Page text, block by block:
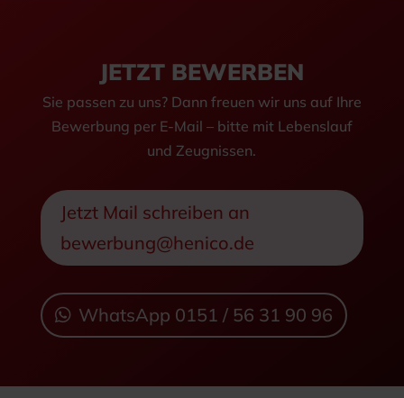
JETZT BEWERBEN
Sie passen zu uns? Dann freuen wir uns auf Ihre
Bewerbung per E-Mail – bitte mit Lebenslauf
und Zeugnissen.
Jetzt Mail schreiben an
bewerbung@henico.de
WhatsApp 0151 / 56 31 90 96